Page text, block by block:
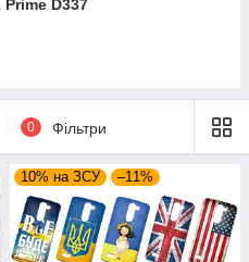
D337
0 Фільтри
10% на ЗСУ –11%